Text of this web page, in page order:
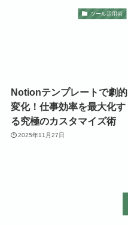
ツール活用術
Notionテンプレートで劇的
変化！仕事効率を最大化す
る究極のカスタマイズ術
2025年11月27日